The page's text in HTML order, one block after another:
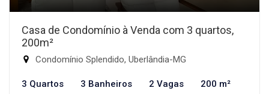
Casa de Condomínio à Venda com 3 quartos,
200m²
Condomínio Splendido, Uberlândia-MG
3 Quartos 3 Banheiros 2 Vagas 200 m²